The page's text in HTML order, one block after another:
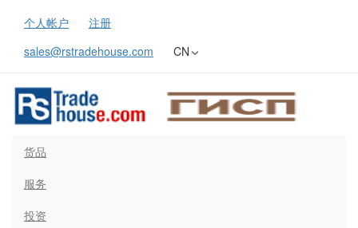
个人帐户
注册
sales@rstradehouse.com
CN
货品
服务
投资